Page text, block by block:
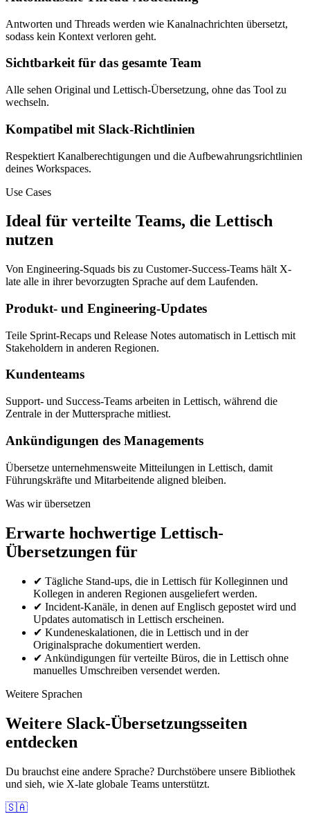
Antworten und Threads werden wie Kanalnachrichten übersetzt,
sodass kein Kontext verloren geht.
Sichtbarkeit für das gesamte Team
Alle sehen Original und Lettisch-Übersetzung, ohne das Tool zu
wechseln.
Kompatibel mit Slack-Richtlinien
Respektiert Kanalberechtigungen und die Aufbewahrungsrichtlinien
deines Workspaces.
Use Cases
Ideal für verteilte Teams, die Lettisch
nutzen
Von Engineering-Squads bis zu Customer-Success-Teams hält X-
late alle in ihrer bevorzugten Sprache auf dem Laufenden.
Produkt- und Engineering-Updates
Teile Sprint-Recaps und Release Notes automatisch in Lettisch mit
Stakeholdern in anderen Regionen.
Kundenteams
Support- und Success-Teams arbeiten in Lettisch, während die
Zentrale in der Muttersprache mitliest.
Ankündigungen des Managements
Übersetze unternehmensweite Mitteilungen in Lettisch, damit
Führungskräfte und Mitarbeitende aligned bleiben.
Was wir übersetzen
Erwarte hochwertige Lettisch-
Übersetzungen für
✔ Tägliche Stand-ups, die in Lettisch für Kolleginnen und
Kollegen in anderen Regionen ausgeliefert werden.
✔ Incident-Kanäle, in denen auf Englisch gepostet wird und
Updates automatisch in Lettisch erscheinen.
✔ Kundeneskalationen, die in Lettisch und in der
Originalsprache dokumentiert werden.
✔ Ankündigungen für verteilte Büros, die in Lettisch ohne
manuelles Umschreiben versendet werden.
Weitere Sprachen
Weitere Slack-Übersetzungsseiten
entdecken
Du brauchst eine andere Sprache? Durchstöbere unsere Bibliothek
und sieh, wie X-late globale Teams unterstützt.
🇸🇦